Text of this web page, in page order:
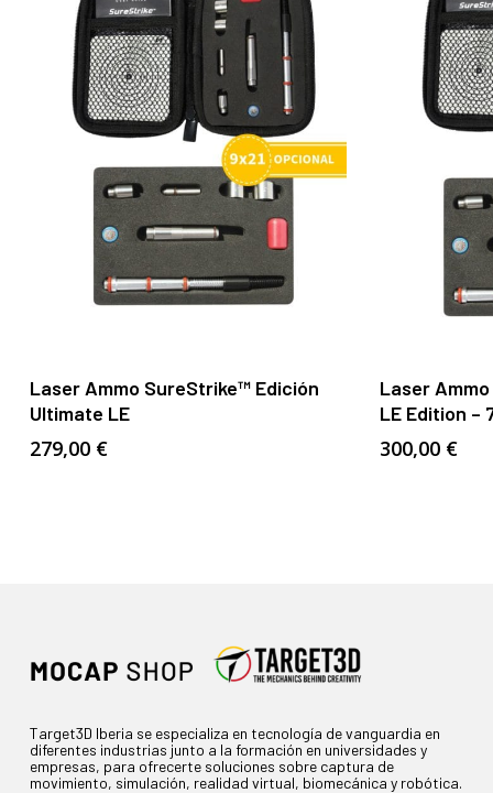
Laser Ammo SureStrike™ Edición
Ultimate LE
279,00 €
Laser
LE Edition –
300,00 €
Target3D Iberia se especializa en tecnología de vanguardia en
diferentes industrias junto a la formación en universidades y
empresas, para ofrecerte soluciones sobre captura de
movimiento, simulación, realidad virtual, biomecánica y robótica.